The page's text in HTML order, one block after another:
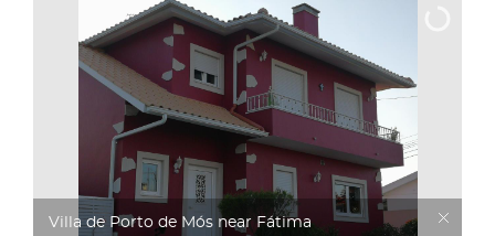
Villa de Porto de Mós near Fátima